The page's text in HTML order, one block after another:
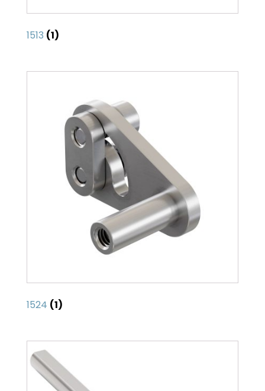
1513 (1)
1524 (1)